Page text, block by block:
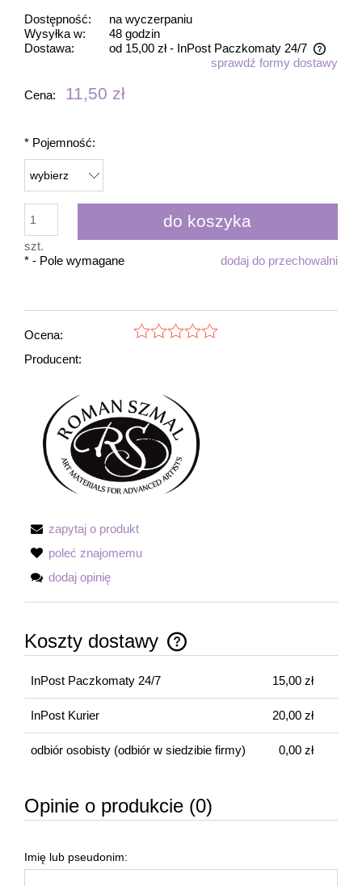
Dostępność:
na wyczerpaniu
Wysyłka w:
48 godzin
Dostawa:
od 15,00 zł - InPost Paczkomaty 24/7
Cena nie zawiera ewentualnych kosztów płatnościsprawdź formy dostawy
Cena: 11,50 zł
* Pojemność:
szt.
do koszyka
dodaj do przechowalni
* - Pole wymagane
Ocena:
Producent:
zapytaj o produkt
poleć znajomemu
dodaj opinię
Koszty dostawy
Cena nie zawiera ewentualnych kosztów płatności
InPost Paczkomaty 24/7 15,00 zł
InPost Kurier 20,00 zł
odbiór osobisty(odbiór w siedzibie firmy) 0,00 zł
Opinie o produkcie (0)
Imię lub pseudonim: